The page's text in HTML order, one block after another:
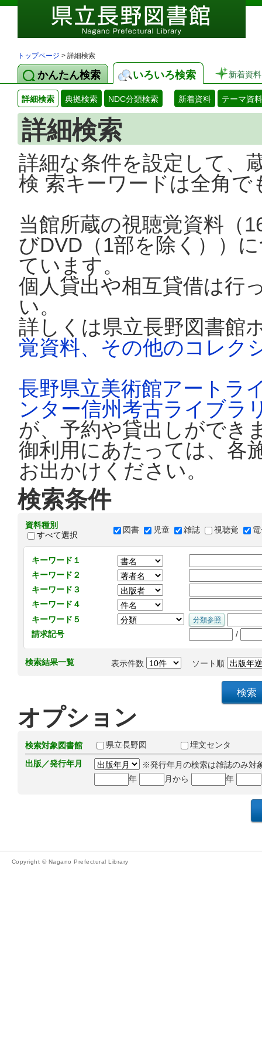
トップページ > 詳細検索
かんたん検索 いろいろ検索 新着資料
詳細検索 典拠検索 NDC分類検索 新着資料 テーマ資料
詳細検索
詳細な条件を設定して、
検 索キーワードは全角
当館所蔵の視聴覚資料（
びDVD（1部を除く））
ています。
個人貸出や相互貸借は行
い。
詳しくは県立長野図書館
覚資料、その他のコレク
長野県立美術館アートラ
ンター信州考古ライブラ
が、予約や貸出しができ
御利用にあたっては、各
お出かけください。
検索条件
資料種別
すべて選択
図書 児童 雑誌 視聴覚
キーワード１
キーワード２
キーワード３
キーワード４
キーワード５
請求記号
/
検索結果一覧 表示件数 ソート順
オプション
検索対象図書館 県立長野図
埋文センタ
出版／発行年月
※発行年月の検索は雑誌のみ対
年
月から 年
Copyright © Nagano Prefectural Library